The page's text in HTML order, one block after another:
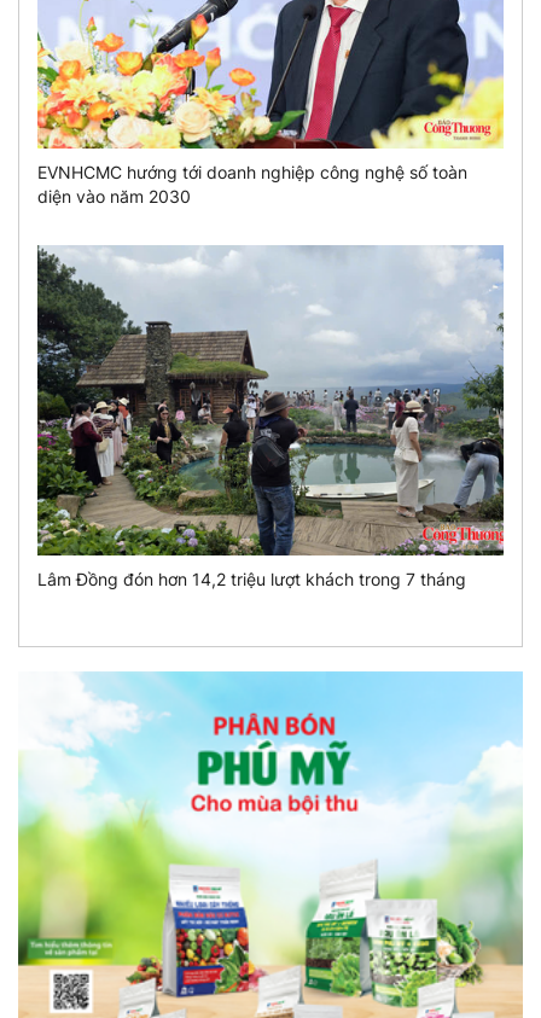
EVNHCMC hướng tới doanh nghiệp công nghệ số toàn
diện vào năm 2030
Lâm Đồng đón hơn 14,2 triệu lượt khách trong 7 tháng